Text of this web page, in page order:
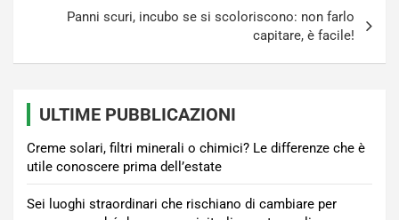
Panni scuri, incubo se si scoloriscono: non farlo
capitare, è facile!
ULTIME PUBBLICAZIONI
Creme solari, filtri minerali o chimici? Le differenze che è
utile conoscere prima dell’estate
Sei luoghi straordinari che rischiano di cambiare per